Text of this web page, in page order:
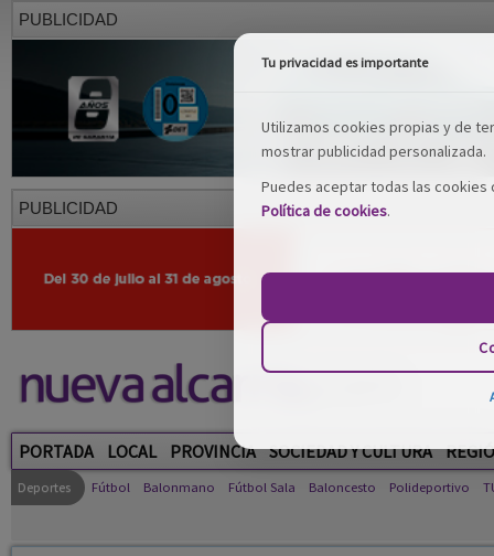
PUBLICIDAD
PUBLICIDAD
PORTADA LOCAL PROVINCIA SOCIEDAD Y CULTURA
Deportes Fútbol Balonmano Fútbol Sala Baloncesto Polideportivo
Tu privacidad es importante
Utilizamos cookies propias y de
mostrar publicidad personalizada.
Puedes aceptar todas las
Política de cookies.